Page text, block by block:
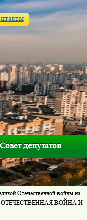
Совет депутатов
Отечественной войны на
ОТЕЧЕСТВЕННАЯ ВОЙНА И